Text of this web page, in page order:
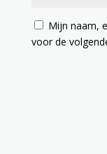
Mijn naam,
voor de